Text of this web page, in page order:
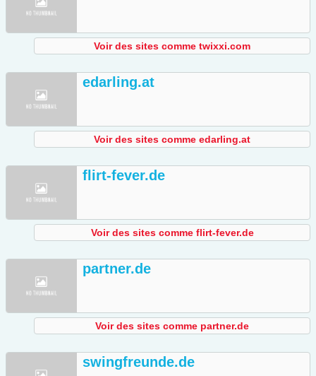
Voir des sites comme twixxi.com
edarling.at
Voir des sites comme edarling.at
flirt-fever.de
Voir des sites comme flirt-fever.de
partner.de
Voir des sites comme partner.de
swingfreunde.de